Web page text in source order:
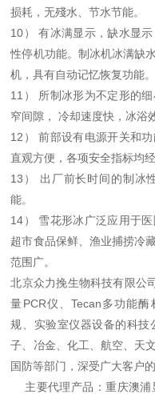
损耗，无殘水、节水节能。
10） 有冰满显示，缺水显
性停机功能。制冰机冰满缺
机，具有自动记忆恢复功能。
11） 所制冰形为不定形的
窄间隙， 冷却速度快，冰浴
12） 前部设有电源开关和
直观方便，各项安全指标均
13） 出厂前长时间的制冰
能。
14） 雪花形冰广泛应用于
超市食品保鲜、渔业捕捞冷
范围广。
北京众力挽生物科技有限公
量PCR仪、Tecan多功能
规、实验室仪器设备的科
子、冶金、化工、航空、天
国防等部门，深受广大客户
主要代理产品：重庆澳浦